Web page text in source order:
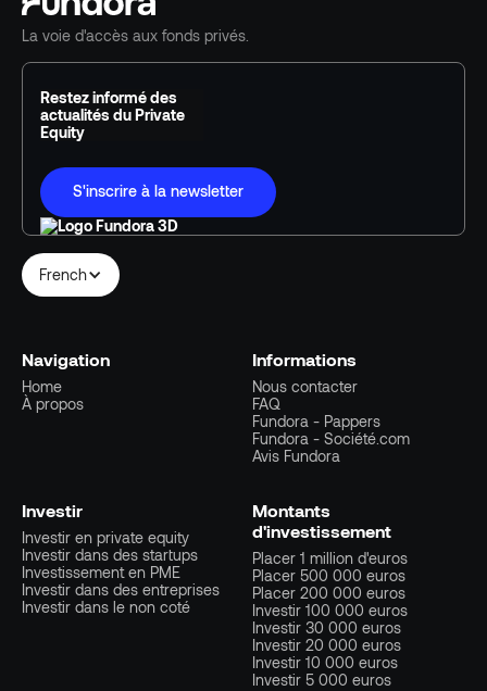
La voie d'accès aux fonds privés.
Restez informé des
actualités du Private
Equity
S'inscrire à la newsletter
French
Navigation
Home
À propos
Informations
Nous contacter
FAQ
Fundora - Pappers
Fundora - Société.com
Avis Fundora
Investir
Investir en private equity
Investir dans des startups
Investissement en PME
Investir dans des entreprises
Investir dans le non coté
Montants
d'investissement
Placer 1 million d'euros
Placer 500 000 euros
Placer 200 000 euros
Investir 100 000 euros
Investir 30 000 euros
Investir 20 000 euros
Investir 10 000 euros
Investir 5 000 euros